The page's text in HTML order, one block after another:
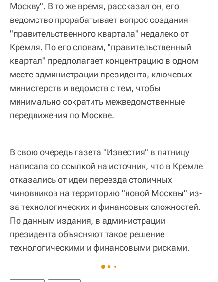
Москву". В то же время, рассказал он, его
ведомство прорабатывает вопрос создания
"правительственного квартала" недалеко от
Кремля. По его словам, "правительственный
квартал" предполагает концентрацию в одном
месте администрации президента, ключевых
министерств и ведомств с тем, чтобы
минимально сократить межведомственные
передвижения по Москве.
В свою очередь газета "Известия" в пятницу
написала со ссылкой на источник, что в Кремле
отказались от идеи переезда столичных
чиновников на территорию "новой Москвы" из-
за технологических и финансовых сложностей.
По данным издания, в администрации
президента объясняют такое решение
технологическими и финансовыми рисками.